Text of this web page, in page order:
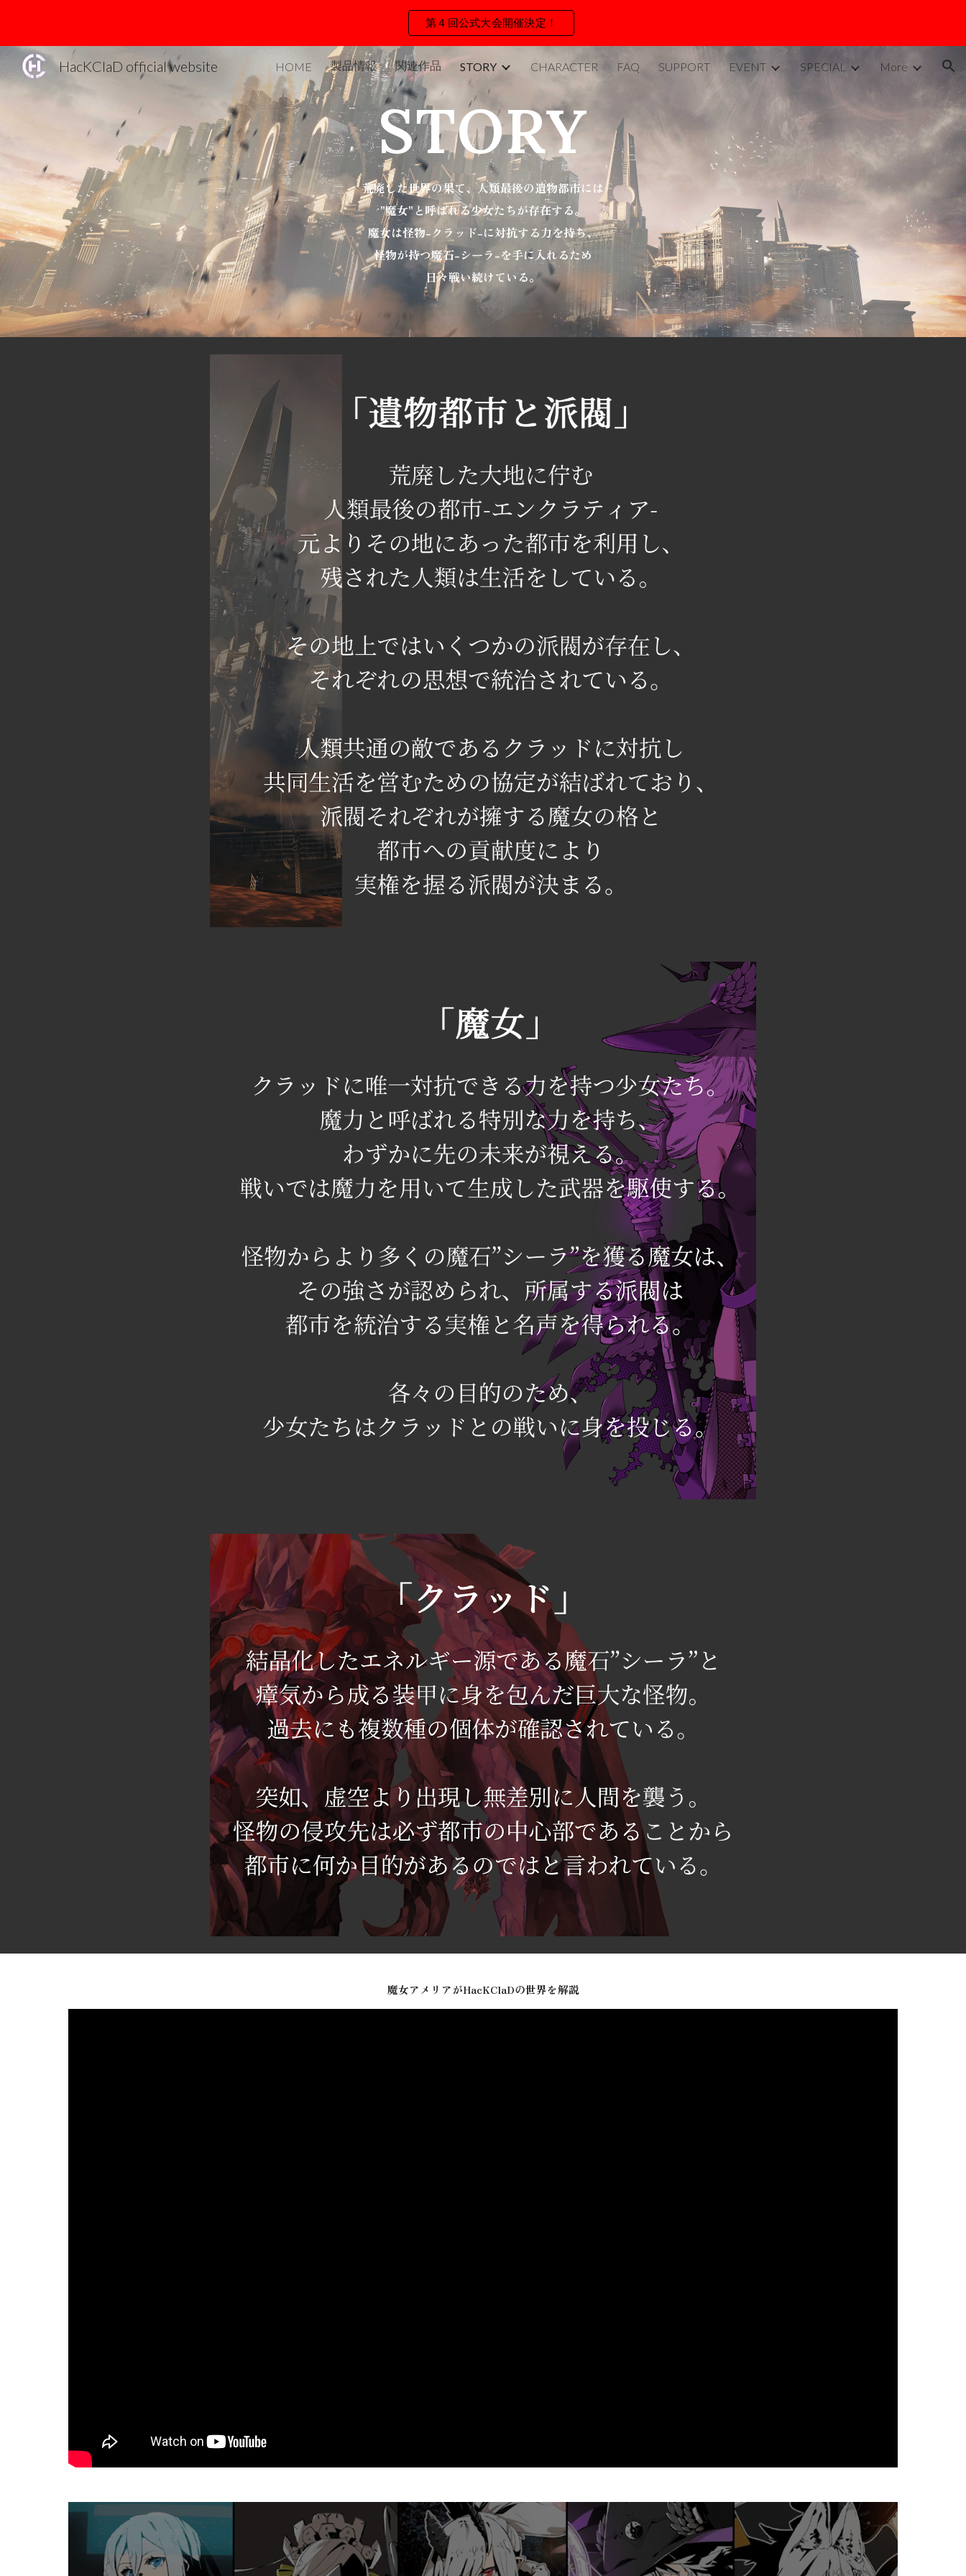
第４回公式大会開催決定！
HacKClaD official website HOME 製品情報 関連作品 STORY CHARACTER FAQ SUPPORT EVENT SPECIAL More
STORY
荒廃した世界の果て、人類最後の遺物都市には
"魔女"と呼ばれる少女たちが存在する。
魔女は怪物-クラッド-に対抗する力を持ち、
怪物が持つ魔石-シーラ-を手に入れるため
日々戦い続けている。
魔女アメリアがHacKClaDの世界を解説